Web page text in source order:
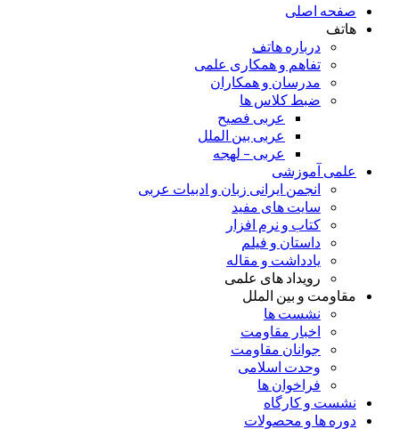
صفحه اصلی
هاتف
درباره هاتف
تفاهم و همکاری علمی
مدرسان و همکاران
ضبط کلاس ها
عربی فصیح
عربی بین الملل
عربی – لهجه
علمی آموزشی
انجمن ایرانی زبان و ادبیات عربی
سایت های مفید
کتاب و نرم افزار
داستان و فیلم
یادداشت و مقاله
رویداد های علمی
مقاومت و بین الملل
نشست ها
اخبار مقاومت
جوانان مقاومت
وحدت اسلامی
فراخوان ها
نشست و کارگاه
دوره ها و محصولات